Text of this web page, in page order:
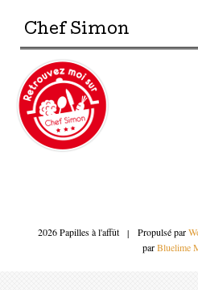
Chef Simon
2026 Papilles à l'affût | Propulsé par
parBluelime